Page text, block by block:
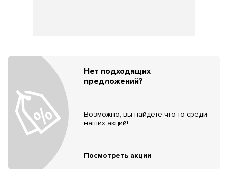
Нет подходящих
предложений?
Возможно, вы найдёте что-то среди
наших акций!
Посмотреть акции